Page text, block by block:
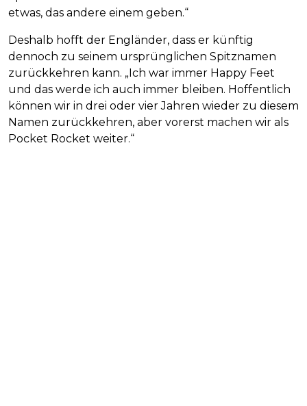
etwas, das andere einem geben.“
Deshalb hofft der Engländer, dass er künftig
dennoch zu seinem ursprünglichen Spitznamen
zurückkehren kann. „Ich war immer Happy Feet
und das werde ich auch immer bleiben. Hoffentlich
können wir in drei oder vier Jahren wieder zu diesem
Namen zurückkehren, aber vorerst machen wir als
Pocket Rocket weiter.“